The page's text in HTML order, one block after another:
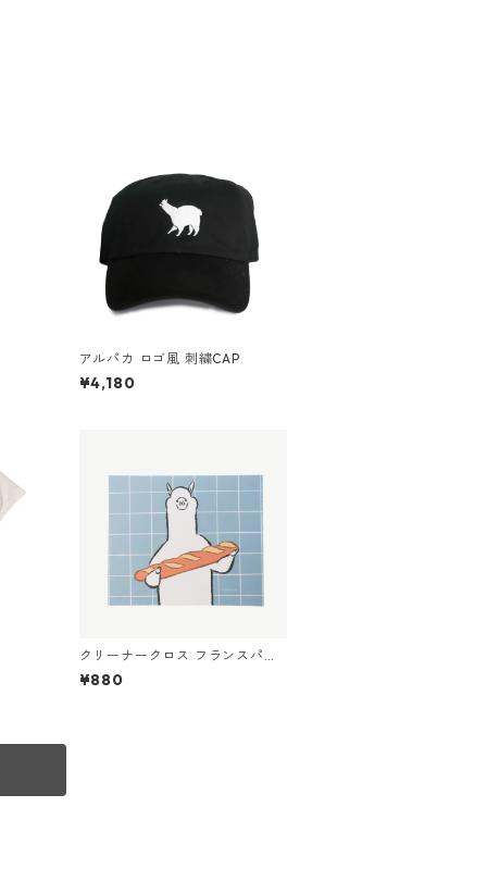
アルパカ ロゴ風 刺繍CAP
¥4,180
クリーナークロス フランスパン
を持つアルパカ
¥880